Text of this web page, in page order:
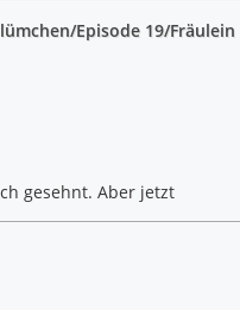
Episode 19/Fräulein
gesehnt. Aber jetzt